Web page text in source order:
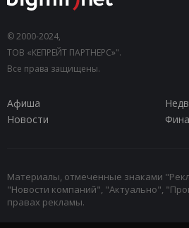
© 2000-2024,
ТОВ «КЕПРЕЙТ ПАРТНЕРС»".
Все права защищены.
Афиша
Новости
Материалы, отмеченные знаками
"Новости компаний", "Актуально",
правах рекламы.